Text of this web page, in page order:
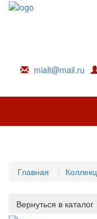
mialt@mail.ru
Главная